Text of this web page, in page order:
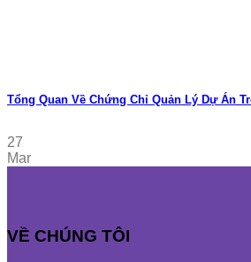
Tổng Quan Về Chứng Chỉ Quản Lý Dự Án
27
Mar
VỀ CHÚNG TÔI